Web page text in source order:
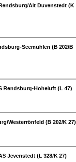
Alt Duvenstedt (K
Seemühlen (B 202/B
Rendsburg-Hoheluft (L 47)
Westerrönfeld (B 202/K 27)
Jevenstedt (L 328/K 27)